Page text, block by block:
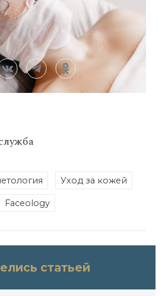
Уход за кожей
Faceology
статьей